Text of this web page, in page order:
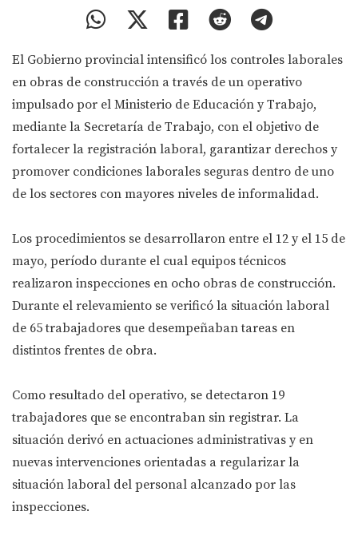
El Gobierno provincial intensificó los controles laborales
en obras de construcción a través de un operativo
impulsado por el Ministerio de Educación y Trabajo,
mediante la Secretaría de Trabajo, con el objetivo de
fortalecer la registración laboral, garantizar derechos y
promover condiciones laborales seguras dentro de uno
de los sectores con mayores niveles de informalidad.
Los procedimientos se desarrollaron entre el 12 y el 15 de
mayo, período durante el cual equipos técnicos
realizaron inspecciones en ocho obras de construcción.
Durante el relevamiento se verificó la situación laboral
de 65 trabajadores que desempeñaban tareas en
distintos frentes de obra.
Como resultado del operativo, se detectaron 19
trabajadores que se encontraban sin registrar. La
situación derivó en actuaciones administrativas y en
nuevas intervenciones orientadas a regularizar la
situación laboral del personal alcanzado por las
inspecciones.